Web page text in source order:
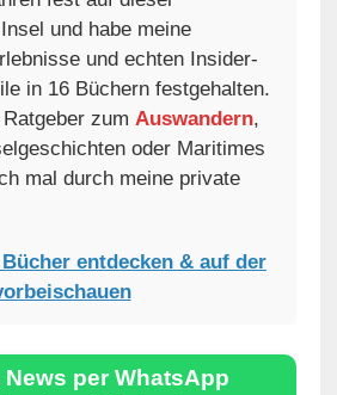
und habe meine
und echten Insider-
in 16 Büchern festgehalten.
zum Auswandern,
oder Maritimes
mal durch meine private
entdecken & auf der
News per WhatsApp